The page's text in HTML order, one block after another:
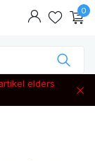
0
elders